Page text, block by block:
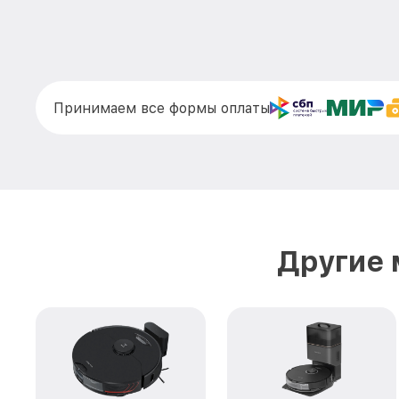
Принимаем все формы оплаты
Другие